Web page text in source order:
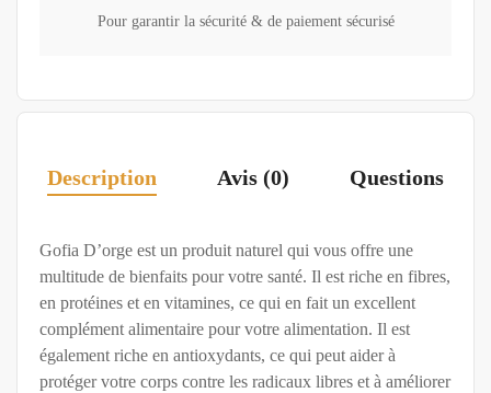
Pour garantir la sécurité & de paiement sécurisé
Description Avis (0) Questions
Gofia D’orge est un produit naturel qui vous offre une
multitude de bienfaits pour votre santé. Il est riche en fibres,
en protéines et en vitamines, ce qui en fait un excellent
complément alimentaire pour votre alimentation. Il est
également riche en antioxydants, ce qui peut aider à
protéger votre corps contre les radicaux libres et à améliorer